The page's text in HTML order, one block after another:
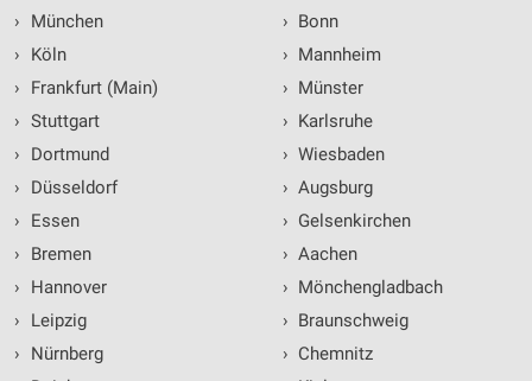
›
München
›
Köln
›
Frankfurt (Main)
› Stuttgart
›
Dortmund
›
Düsseldorf
›
Essen
›
Bremen
›
Hannover
›
Leipzig
›
Nürnberg
› Bonn
› Mannheim
› Münster
› Karlsruhe
› Wiesbaden
› Augsburg
› Gelsenkirchen
› Aachen
› Mönchengladbach
› Braunschweig
› Chemnitz